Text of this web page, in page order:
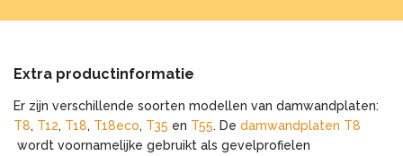
Extra productinformatie
Er zijn verschillende soorten modellen van damwandplaten:
T8, T12, T18, T18eco, T35 en T55. De damwandplaten T8
wordt voornamelijke gebruikt als gevelprofielen